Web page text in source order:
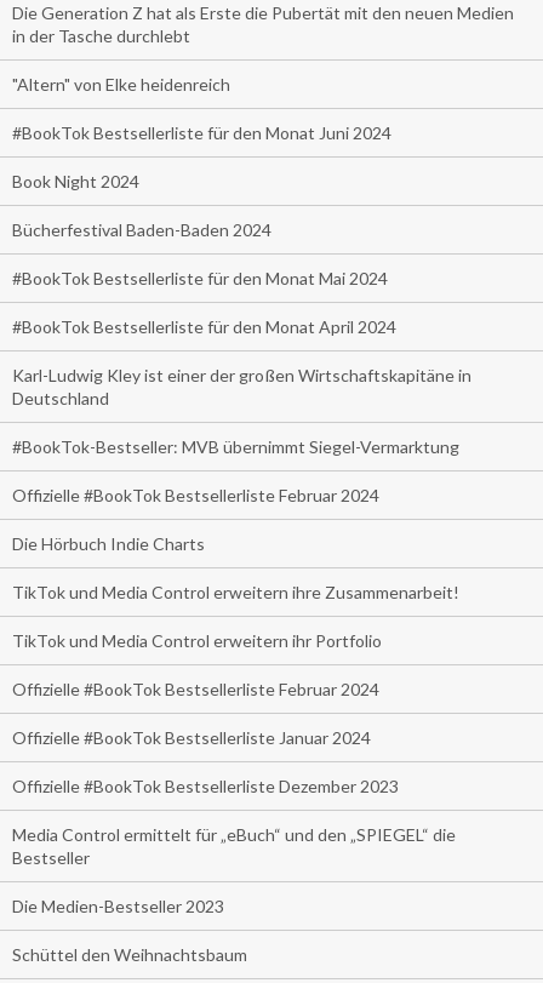
Die Generation Z hat als Erste die Pubertät mit den neuen Medien
in der Tasche durchlebt
"Altern" von Elke heidenreich
#BookTok Bestsellerliste für den Monat Juni 2024
Book Night 2024
Bücherfestival Baden-Baden 2024
#BookTok Bestsellerliste für den Monat Mai 2024
#BookTok Bestsellerliste für den Monat April 2024
Karl-Ludwig Kley ist einer der großen Wirtschaftskapitäne in
Deutschland
#BookTok-Bestseller: MVB übernimmt Siegel-Vermarktung
Offizielle #BookTok Bestsellerliste Februar 2024
Die Hörbuch Indie Charts
TikTok und Media Control erweitern ihre Zusammenarbeit!
TikTok und Media Control erweitern ihr Portfolio
Offizielle #BookTok Bestsellerliste Februar 2024
Offizielle #BookTok Bestsellerliste Januar 2024
Offizielle #BookTok Bestsellerliste Dezember 2023
Media Control ermittelt für „eBuch“ und den „SPIEGEL“ die
Bestseller
Die Medien-Bestseller 2023
Schüttel den Weihnachtsbaum